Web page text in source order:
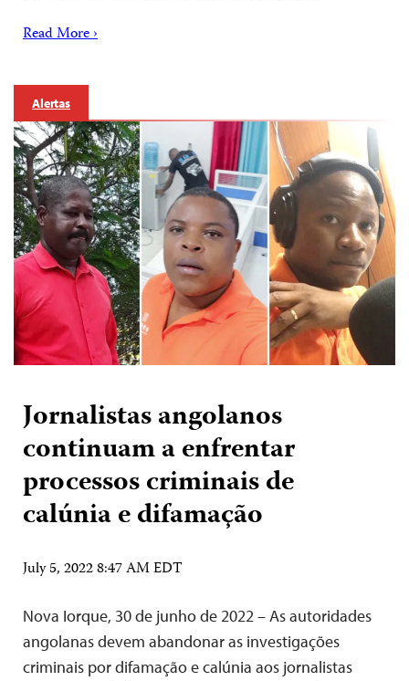
Read More ›
Alertas
Jornalistas angolanos
continuam a enfrentar
processos criminais de
calúnia e difamação
July 5, 2022 8:47 AM EDT
Nova Iorque, 30 de junho de 2022 – As autoridades
angolanas devem abandonar as investigações
criminais por difamação e calúnia aos jornalistas